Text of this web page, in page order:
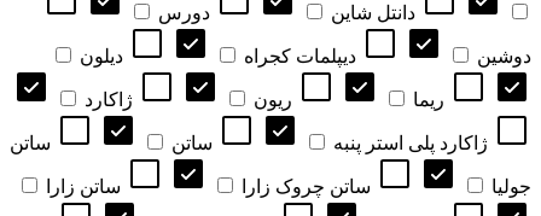
دانتل شاین دورس
دوشین دیپلمات کجراه دیلون
ریما ریون ژاکارد
ژاکارد پلی استر پنبه ساتن ساتن
جولیا ساتن چروک زارا ساتن زارا